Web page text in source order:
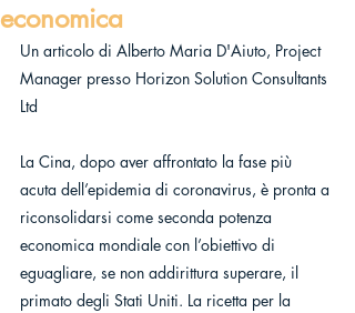
economica
Un articolo di Alberto Maria D'Aiuto, Project
Manager presso Horizon Solution Consultants
Ltd
La Cina, dopo aver affrontato la fase più
acuta dell’epidemia di coronavirus, è pronta a
riconsolidarsi come seconda potenza
economica mondiale con l’obiettivo di
eguagliare, se non addirittura superare, il
primato degli Stati Uniti. La ricetta per la